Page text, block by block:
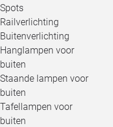
Spots
Railverlichting
Buitenverlichting
Hanglampen voor
buiten
Staande lampen voor
buiten
Tafellampen voor
buiten